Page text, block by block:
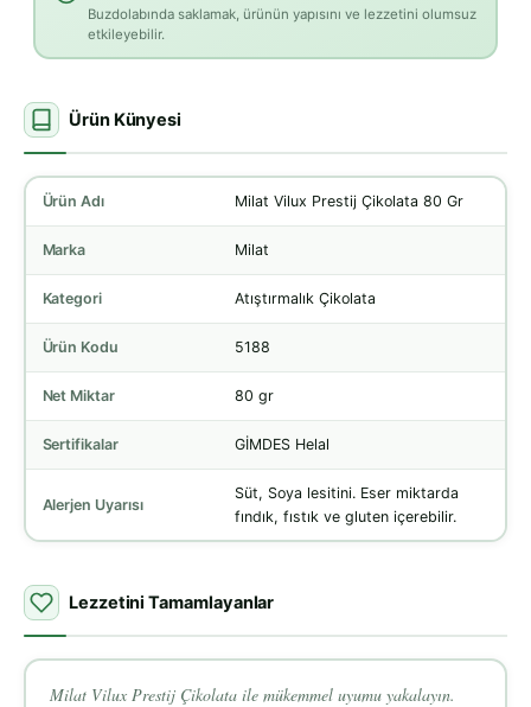
Buzdolabında saklamak, ürünün yapısını ve lezzetini olumsuz
etkileyebilir.
Ürün Künyesi
Ürün Adı Milat Vilux Prestij Çikolata 80 Gr
Marka Milat
Kategori Atıştırmalık Çikolata
Ürün Kodu 5188
Net Miktar 80 gr
Sertifikalar GİMDES Helal
Alerjen Uyarısı
Süt, Soya lesitini. Eser miktarda
fındık, fıstık ve gluten içerebilir.
Lezzetini Tamamlayanlar
Milat Vilux Prestij Çikolata ile mükemmel uyumu yakalayın.